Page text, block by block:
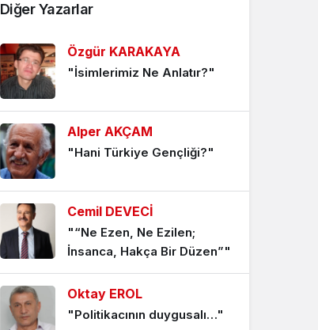
Türkiye’de en fazla Göç 20-
3 hafta önce
Perspektifiyle Bilimsel Bir
Bakış…
1 ay önce
Bizleri Endişelendiriyor…
2 ay önce
Gözümüzü Korkutuyor…
2 ay önce
Diğer Yazarlar
Özgür KARAKAYA
"İsimlerimiz Ne Anlatır?"
Alper AKÇAM
"Hani Türkiye Gençliği?"
Cemil DEVECİ
"“Ne Ezen, Ne Ezilen;
İnsanca, Hakça Bir Düzen”"
Oktay EROL
"Politikacının duygusalı…"